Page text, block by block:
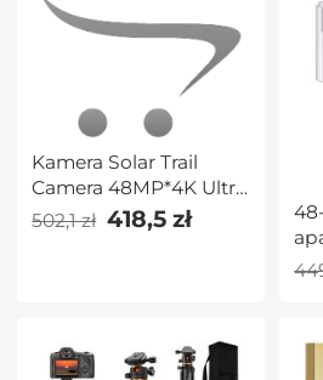
Kamera Solar Trail
Camera 48MP*4K Ultra
HD Bezprzewodowa
kamera do obserwacji
(akumulator 6000mAh
+ panele słoneczne 3
502,1 zł 418,5 zł